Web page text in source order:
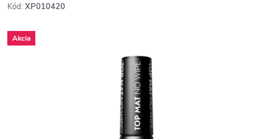
Kód: XP010420
Akcia